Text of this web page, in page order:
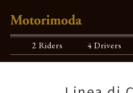
2 Riders 4 Drivers